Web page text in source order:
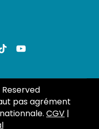
pas agrément
CGV |